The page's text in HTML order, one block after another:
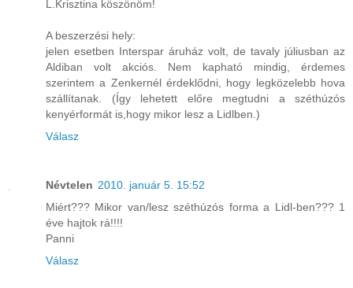
L.Krisztina köszönöm!
A beszerzési hely:
jelen esetben Interspar áruház volt, de tavaly júliusban az
Aldiban volt akciós. Nem kapható mindig, érdemes
szerintem a Zenkernél érdeklődni, hogy legközelebb hova
szállítanak. (Így lehetett előre megtudni a széthúzós
kenyérformát is,hogy mikor lesz a Lidlben.)
Válasz
Névtelen 2010. január 5. 15:52
Miért??? Mikor van/lesz széthúzós forma a Lidl-ben??? 1
éve hajtok rá!!!!
Panni
Válasz